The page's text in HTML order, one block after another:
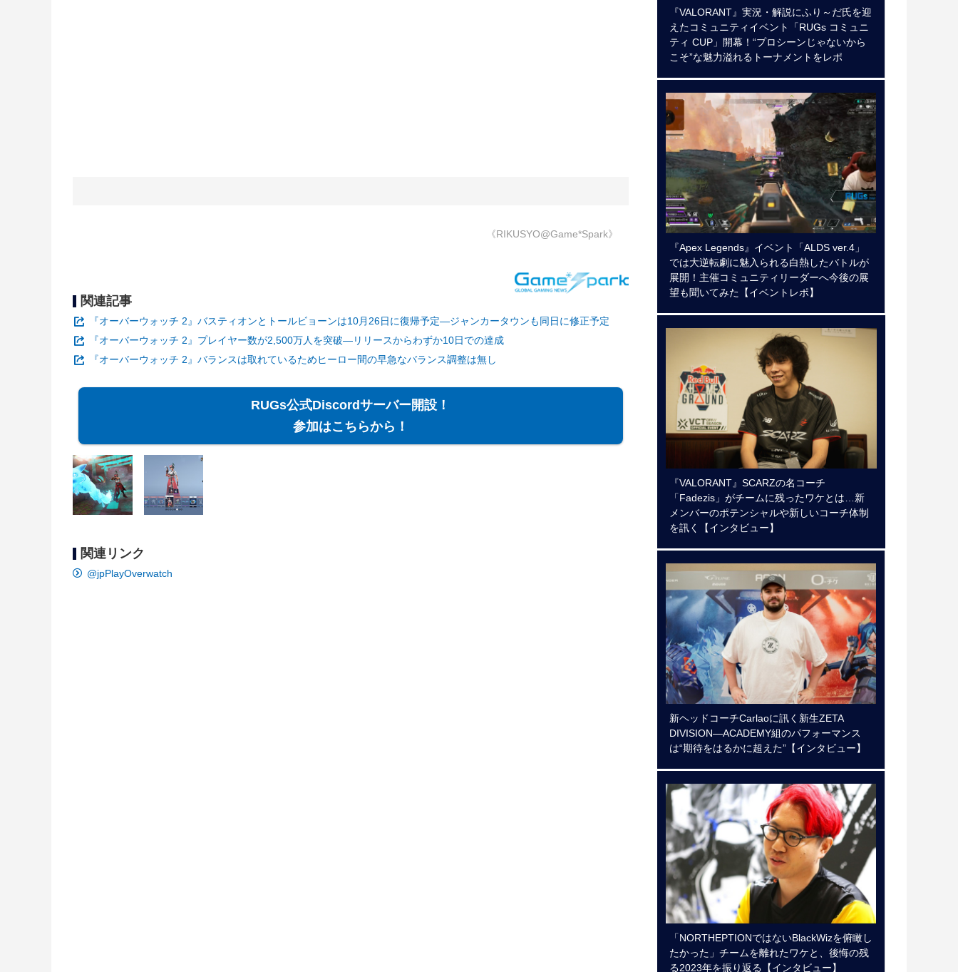
《RIKUSYO@Game*Spark》
関連記事
『オーバーウォッチ 2』バスティオンとトールビョーンは10月26日に復帰予定―ジャンカータウンも同日に修正予定
『オーバーウォッチ 2』プレイヤー数が2,500万人を突破―リリースからわずか10日での達成
『オーバーウォッチ 2』バランスは取れているためヒーロー間の早急なバランス調整は無し
RUGs公式Discordサーバー開設！
参加はこちらから！
関連リンク
@jpPlayOverwatch
『VALORANT』実況・解説にふり～だ氏を迎
えたコミュニティイベント「RUGs コミュニ
ティ CUP」開幕！“プロシーンじゃないから
こそ”な魅力溢れるトーナメントをレポ
『Apex Legends』イベント「ALDS ver.4」
では大逆転劇に魅入られる白熱したバトルが
展開！主催コミュニティリーダーへ今後の展
望も聞いてみた【イベントレポ】
『VALORANT』SCARZの名コーチ
「Fadezis」がチームに残ったワケとは…新
メンバーのポテンシャルや新しいコーチ体制
を訊く【インタビュー】
新ヘッドコーチCarlaoに訊く新生ZETA
DIVISION―ACADEMY組のパフォーマンス
は“期待をはるかに超えた”【インタビュー】
「NORTHEPTIONではないBlackWizを俯瞰し
たかった」チームを離れたワケと、後悔の残
る2023年を振り返る【インタビュー】